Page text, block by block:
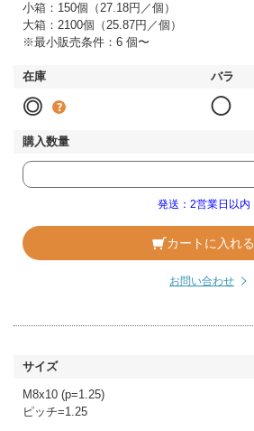
小箱：150個（27.18円／個）
大箱：2100個（25.87円／個）
※最小販売条件：6 個〜
◎ ◯
発送：2営業日以内
カートに入れる
お問い合わせ
M8x10 (p=1.25)
ピッチ=1.25